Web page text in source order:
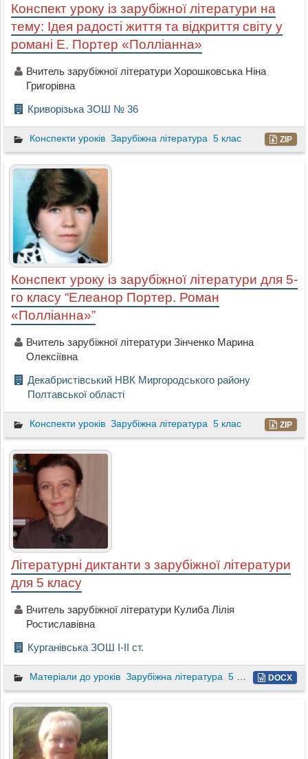
Конспект уроку із зарубіжної літератури на
тему: Ідея радості життя та відкриття світу у
романі Е. Портер «Полліанна»
Вчитель зарубіжної літератури Хорошковська Ніна
Григорівна
Криворізька ЗОШ № 36
Конспекти уроків Зарубіжна література 5 клас ZIP
Конспект уроку із зарубіжної літератури для 5-
го класу “Елеанор Портер. Роман
«Полліанна»”
Вчитель зарубіжної літератури Зінченко Марина
Олексіївна
Декабристівський НВК Миргородського району
Полтавської області
Конспекти уроків Зарубіжна література 5 клас ZIP
Літературні диктанти з зарубіжної літератури
для 5 класу
Вчитель зарубіжної літератури Кулиба Лілія
Ростиславівна
Курганівська ЗОШ І-ІІ ст.
Матеріали до уроків Зарубіжна література 5 клас DOCX